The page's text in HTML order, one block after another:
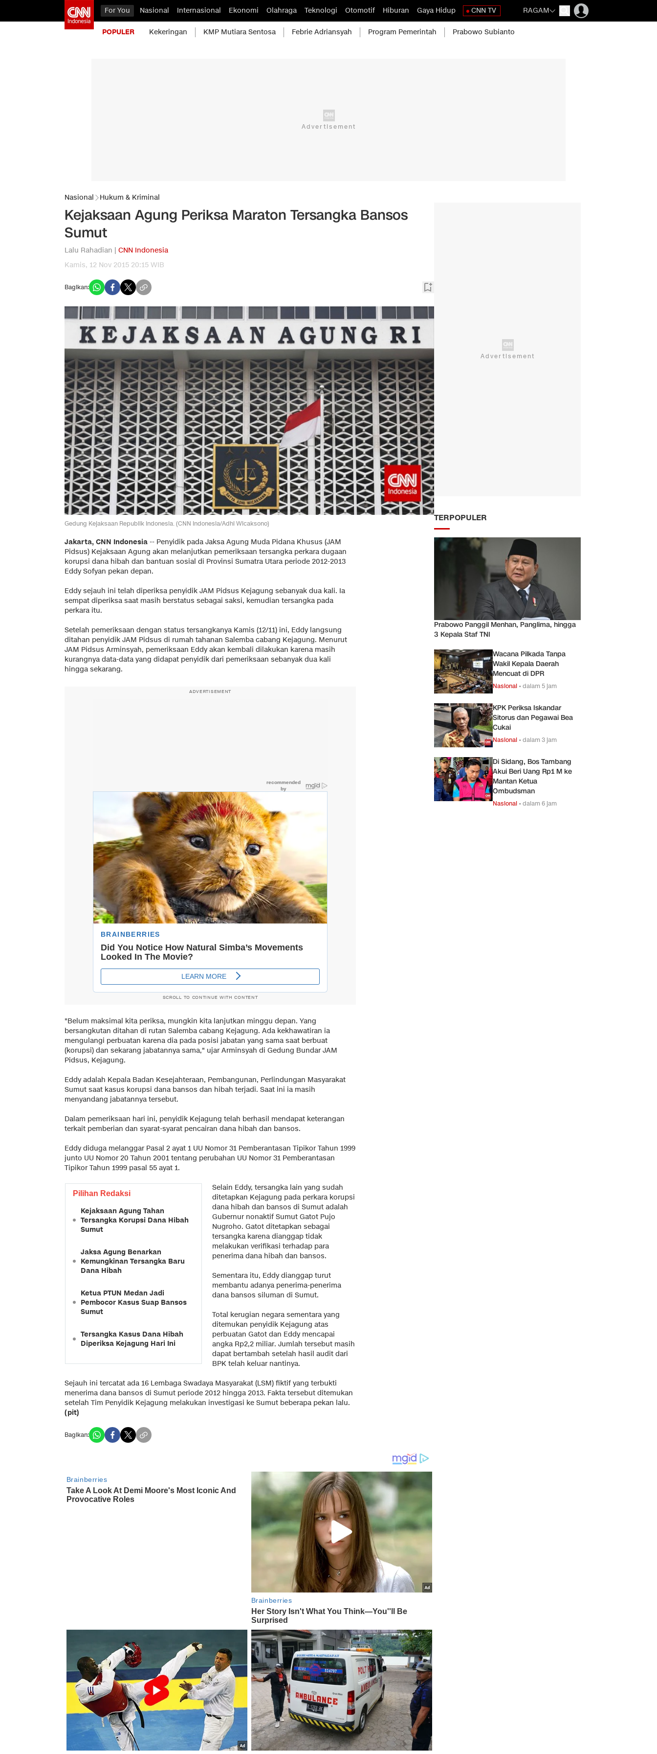
For You Nasional Internasional Ekonomi Olahraga Teknologi Otomotif Hiburan Gaya Hidup CNN TV RAGAM
POPULER Kekeringan KMP Mutiara Sentosa Febrie Adriansyah Program Pemerintah Prabowo Subianto
Nasional Hukum & Kriminal
Kejaksaan Agung Periksa Maraton Tersangka Bansos
Sumut
Lalu Rahadian | CNN Indonesia
Kamis, 12 Nov 2015 20:15 WIB
Bagikan:
Gedung Kejaksaan Republik Indonesia. (CNN Indonesia/Adhi Wicaksono)
Jakarta, CNN Indonesia -- Penyidik pada Jaksa Agung Muda Pidana Khusus (JAM
Pidsus) Kejaksaan Agung akan melanjutkan pemeriksaan tersangka perkara dugaan
korupsi dana hibah dan bantuan sosial di Provinsi Sumatra Utara periode 2012-2013
Eddy Sofyan pekan depan.
Eddy sejauh ini telah diperiksa penyidik JAM Pidsus Kejagung sebanyak dua kali. Ia
sempat diperiksa saat masih berstatus sebagai saksi, kemudian tersangka pada
perkara itu.
Setelah pemeriksaan dengan status tersangkanya Kamis (12/11) ini, Eddy langsung
ditahan penyidik JAM Pidsus di rumah tahanan Salemba cabang Kejagung. Menurut
JAM Pidsus Arminsyah, pemeriksaan Eddy akan kembali dilakukan karena masih
kurangnya data-data yang didapat penyidik dari pemeriksaan sebanyak dua kali
hingga sekarang.
ADVERTISEMENT
SCROLL TO CONTINUE WITH CONTENT
"Belum maksimal kita periksa, mungkin kita lanjutkan minggu depan. Yang
bersangkutan ditahan di rutan Salemba cabang Kejagung. Ada kekhawatiran ia
mengulangi perbuatan karena dia pada posisi jabatan yang sama saat berbuat
(korupsi) dan sekarang jabatannya sama," ujar Arminsyah di Gedung Bundar JAM
Pidsus, Kejagung.
Eddy adalah Kepala Badan Kesejahteraan, Pembangunan, Perlindungan Masyarakat
Sumut saat kasus korupsi dana bansos dan hibah terjadi. Saat ini ia masih
menyandang jabatannya tersebut.
Dalam pemeriksaan hari ini, penyidik Kejagung telah berhasil mendapat keterangan
terkait pemberian dan syarat-syarat pencairan dana hibah dan bansos.
Eddy diduga melanggar Pasal 2 ayat 1 UU Nomor 31 Pemberantasan Tipikor Tahun 1999
junto UU Nomor 20 Tahun 2001 tentang perubahan UU Nomor 31 Pemberantasan
Tipikor Tahun 1999 pasal 55 ayat 1.
Pilihan Redaksi
Kejaksaan Agung Tahan
Tersangka Korupsi Dana Hibah
Sumut
Jaksa Agung Benarkan
Kemungkinan Tersangka Baru
Dana Hibah
Ketua PTUN Medan Jadi
Pembocor Kasus Suap Bansos
Sumut
Tersangka Kasus Dana Hibah
Diperiksa Kejagung Hari Ini
Selain Eddy, tersangka lain yang sudah
ditetapkan Kejagung pada perkara korupsi
dana hibah dan bansos di Sumut adalah
Gubernur nonaktif Sumut Gatot Pujo
Nugroho. Gatot ditetapkan sebagai
tersangka karena dianggap tidak
melakukan verifikasi terhadap para
penerima dana hibah dan bansos.
Sementara itu, Eddy dianggap turut
membantu adanya penerima-penerima
dana bansos siluman di Sumut.
Total kerugian negara sementara yang
ditemukan penyidik Kejagung atas
perbuatan Gatot dan Eddy mencapai
angka Rp2,2 miliar. Jumlah tersebut masih
dapat bertambah setelah hasil audit dari
BPK telah keluar nantinya.
Sejauh ini tercatat ada 16 Lembaga Swadaya Masyarakat (LSM) fiktif yang terbukti
menerima dana bansos di Sumut periode 2012 hingga 2013. Fakta tersebut ditemukan
setelah Tim Penyidik Kejagung melakukan investigasi ke Sumut beberapa pekan lalu.
(pit)
Bagikan:
TERPOPULER
Prabowo Panggil Menhan, Panglima, hingga
3 Kepala Staf TNI
Wacana Pilkada Tanpa
Wakil Kepala Daerah
Mencuat di DPR
Nasional •dalam 5 jam
KPK Periksa Iskandar
Sitorus dan Pegawai Bea
Cukai
Nasional •dalam 3 jam
Di Sidang, Bos Tambang
Akui Beri Uang Rp1 M ke
Mantan Ketua
Ombudsman
Nasional •dalam 6 jam